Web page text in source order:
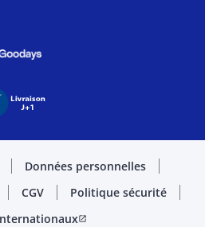
Données personnelles
CGV
Politique sécurité
open_in_new